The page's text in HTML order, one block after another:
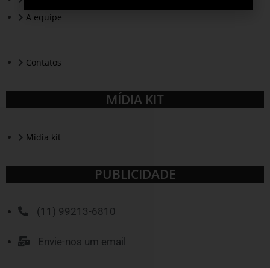
A equipe
Contatos
MÍDIA KIT
Mídia kit
PUBLICIDADE
(11) 99213-6810
Envie-nos um email